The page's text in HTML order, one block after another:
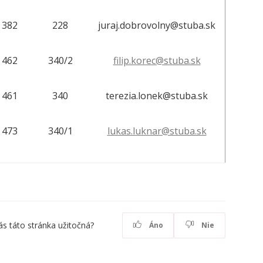
382
462
461
473
228
340/2
340
340/1
juraj.dobrovolny@stuba.sk
filip.korec@stuba.sk
terezia.lonek@stuba.sk
lukas.luknar@stuba.sk
táto stránka užitočná? Áno Nie